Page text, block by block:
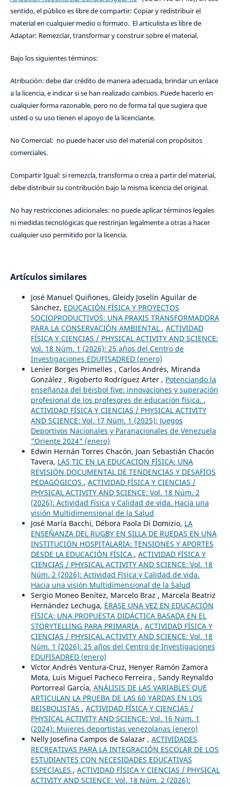
sentido, el público es libre de compartir: Copiar y redistribuir el
material en cualquier medio o formato. El articulista es libre de
Adaptar: Remezclar, transformar y construir sobre el material.
Bajo los siguientes términos:
Atribución: debe dar crédito de manera adecuada, brindar un enlace
a la licencia, e indicar si se han realizado cambios. Puede hacerlo en
cualquier forma razonable, pero no de forma tal que sugiera que
usted o su uso tienen el apoyo de la licenciante.
No Comercial: no puede hacer uso del material con propósitos
comerciales.
Compartir Igual: si remezcla, transforma o crea a partir del material,
debe distribuir su contribución bajo la misma licencia del original.
No hay restricciones adicionales: no puede aplicar términos legales
ni medidas tecnológicas que restrinjan legalmente a otras a hacer
cualquier uso permitido por la licencia.
Artículos similares
José Manuel Quiñones, Gleidy Joselín Aguilar de
Sánchez, EDUCACIÓN FÍSICA Y PROYECTOS
SOCIOPRODUCTIVOS: UNA PRAXIS TRANSFORMADORA
PARA LA CONSERVACIÓN AMBIENTAL , ACTIVIDAD
FÍSICA Y CIENCIAS / PHYSICAL ACTIVITY AND SCIENCE:
Vol. 18 Núm. 1 (2026): 25 años del Centro de
Investigaciones EDUFISADRED (enero)
Lenier Borges Primelles , Carlos Andrés, Miranda
González , Rigoberto Rodríguez Arter , Potenciando la
enseñanza del béisbol five: innovaciones y superación
profesional de los profesores de educación física. ,
ACTIVIDAD FÍSICA Y CIENCIAS / PHYSICAL ACTIVITY
AND SCIENCE: Vol. 17 Núm. 1 (2025): Juegos
Deportivos Nacionales y Paranacionales de Venezuela
"Oriente 2024" (enero)
Edwin Hernán Torres Chacón, Joan Sebastián Chacón
Tavera, LAS TIC EN LA EDUCACIÓN FÍSICA: UNA
REVISIÓN DOCUMENTAL DE TENDENCIAS Y DESAFÍOS
PEDAGÓGICOS , ACTIVIDAD FÍSICA Y CIENCIAS /
PHYSICAL ACTIVITY AND SCIENCE: Vol. 18 Núm. 2
(2026): Actividad Física y Calidad de vida. Hacia una
visión Multidimensional de la Salud
José María Bacchi, Débora Paola Di Domizio, LA
ENSEÑANZA DEL RUGBY EN SILLA DE RUEDAS EN UNA
INSTITUCIÓN HOSPITALARIA: TENSIONES Y APORTES
DESDE LA EDUCACIÓN FÍSICA , ACTIVIDAD FÍSICA Y
CIENCIAS / PHYSICAL ACTIVITY AND SCIENCE: Vol. 18
Núm. 2 (2026): Actividad Física y Calidad de vida.
Hacia una visión Multidimensional de la Salud
Sergio Moneo Benítez, Marcelo Braz , Marcela Beatriz
Hernández Lechuga, ÉRASE UNA VEZ EN EDUCACIÓN
FÍSICA: UNA PROPUESTA DIDÁCTICA BASADA EN EL
STORYTELLING PARA PRIMARIA , ACTIVIDAD FÍSICA Y
CIENCIAS / PHYSICAL ACTIVITY AND SCIENCE: Vol. 18
Núm. 1 (2026): 25 años del Centro de Investigaciones
EDUFISADRED (enero)
Víctor Andrés Ventura-Cruz, Henyer Ramón Zamora
Mota, Luis Miguel Pacheco Ferreira , Sandy Reynaldo
Portorreal García, ANÁLISIS DE LAS VARIABLES QUE
ARTICULAN LA PRUEBA DE LAS 60 YARDAS EN LOS
BEISBOLISTAS , ACTIVIDAD FÍSICA Y CIENCIAS /
PHYSICAL ACTIVITY AND SCIENCE: Vol. 16 Núm. 1
(2024): Mujeres deportistas venezolanas (enero)
Nelly Josefina Campos de Salazar , ACTIVIDADES
RECREATIVAS PARA LA INTEGRACIÓN ESCOLAR DE LOS
ESTUDIANTES CON NECESIDADES EDUCATIVAS
ESPECIALES , ACTIVIDAD FÍSICA Y CIENCIAS / PHYSICAL
ACTIVITY AND SCIENCE: Vol. 18 Núm. 2 (2026):